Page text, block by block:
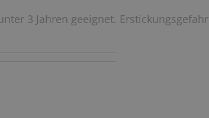
3 Jahren geeignet. Erstickungsgefahr